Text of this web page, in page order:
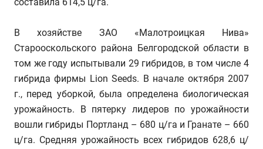
В хозяйстве ЗАО «Малотроицкая Нива»
Старооскольского района Белгородской области в
том же году испытывали 29 гибридов, в том числе 4
гибрида фирмы Lion Seeds. В начале октября 2007
г., перед уборкой, была определена биологическая
урожайность. В пятерку лидеров по урожайности
вошли гибриды Портланд – 680 ц/га и Гранате – 660
ц/га. Средняя урожайность всех гибридов 628,6 ц/